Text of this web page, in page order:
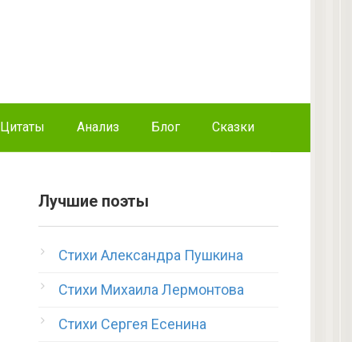
Цитаты Анализ Блог Сказки
Лучшие поэты
Стихи Александра Пушкина
Стихи Михаила Лермонтова
Стихи Сергея Есенина